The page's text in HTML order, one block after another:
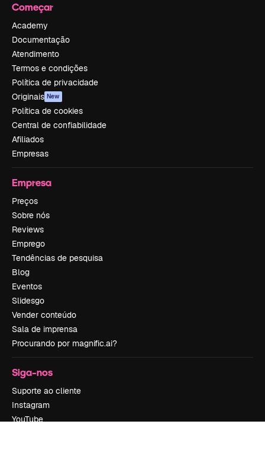
Começar
Academy
Documentação
Atendimento
Termos e condições
Política de privacidade
Originais New
Política de cookies
Central de confiabilidade
Afiliados
Empresas
Empresa
Preços
Sobre nós
Reviews
Emprego
Tendências de pesquisa
Blog
Eventos
Slidesgo
Vender conteúdo
Sala de imprensa
Procurando por magnific.ai?
Siga-nos
Suporte ao cliente
Instagram
YouTube